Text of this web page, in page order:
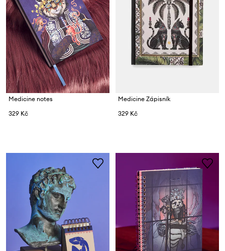
Medicine notes
329 Kč
Medicine Zápisník
329 Kč